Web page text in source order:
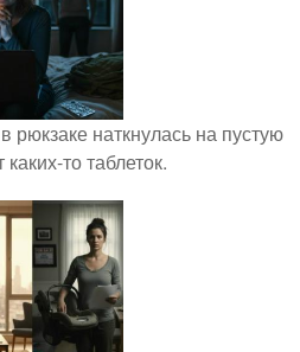
наткнулась на пустую
каких-то таблеток.